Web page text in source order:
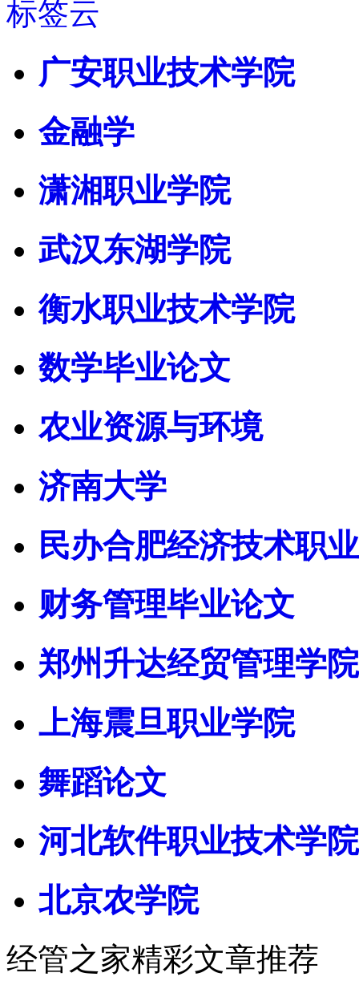
标签云
广安职业技术学院
金融学
潇湘职业学院
武汉东湖学院
衡水职业技术学院
数学毕业论文
农业资源与环境
济南大学
民办合肥经济技术职
财务管理毕业论文
郑州升达经贸管理学院
上海震旦职业学院
舞蹈论文
河北软件职业技术学院
北京农学院
经管之家精彩文章推荐